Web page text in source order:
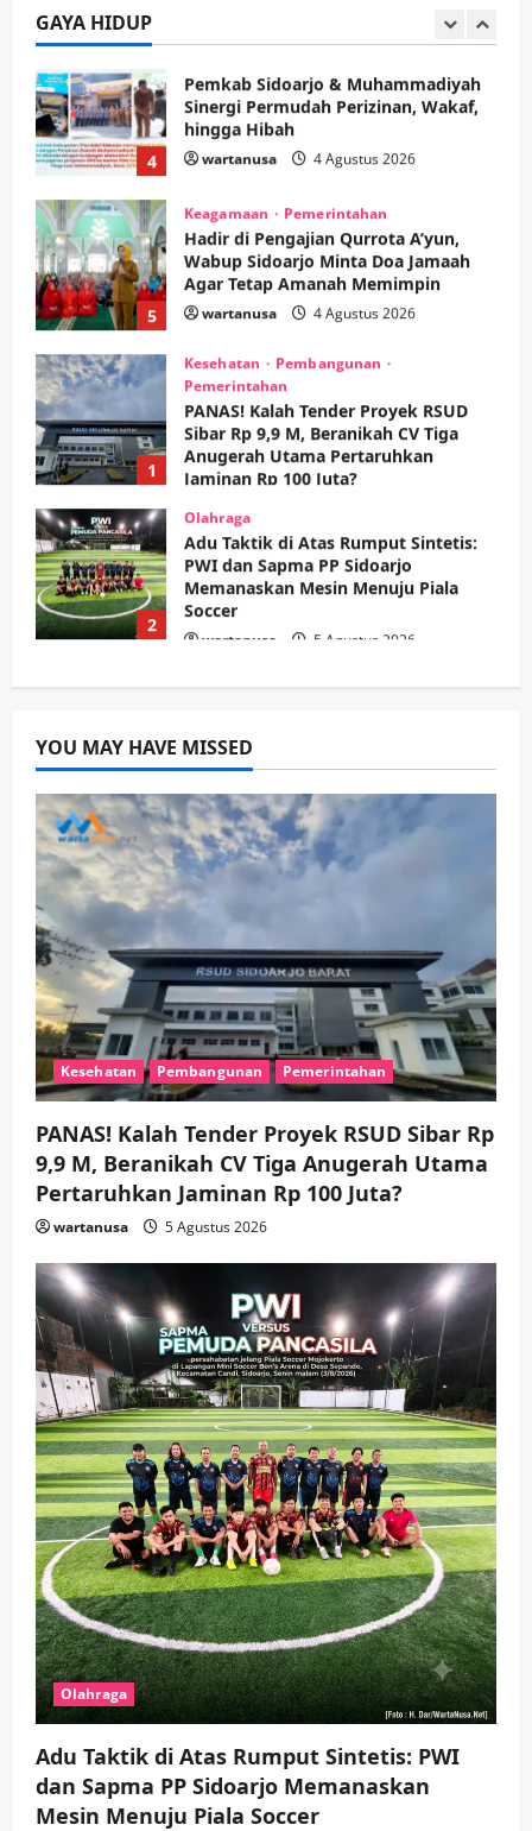
GAYA HIDUP
4
5
Keagamaan Pemerintahan
Hadir di Pengajian Qurrota A’yun,
Wabup Sidoarjo Minta Doa Jamaah
Agar Tetap Amanah Memimpin
1
Kesehatan Pembangunan
Pemerintahan
PANAS! Kalah Tender Proyek RSUD
Sibar Rp 9,9 M, Beranikah CV Tiga
Anugerah Utama Pertaruhkan
wartanusa 5 Agustus 2026
2
Olahraga
Adu Taktik di Atas Rumput Sintetis:
PWI dan Sapma PP Sidoarjo
Memanaskan Mesin Menuju Piala
Soccer
wartanusa
3
Ekonomi Hiburan Pemerintahan
HOT NEWS: Ribuan Warga Wage
Tumplek Blek di Bazar Rakyat Jalan
Jambu, Borong Kuliner UMKM Sambil
Nonton Jaranan!
4
Sinergi Permudah Perizinan, Wakaf,
hingga Hibah
wartanusa 4 Agustus 2026
5
Keagamaan Pemerintahan
Hadir di Pengajian Qurrota A’yun,
Wabup Sidoarjo Minta Doa Jamaah
Agar Tetap Amanah Memimpin
wartanusa 4 Agustus 2026
YOU MAY HAVE MISSED
Kesehatan Pembangunan Pemerintahan
PANAS! Kalah Tender Proyek RSUD Sibar Rp
9,9 M, Beranikah CV Tiga Anugerah Utama
Pertaruhkan Jaminan Rp 100 Juta?
wartanusa 5 Agustus 2026
Olahraga
Adu Taktik di Atas Rumput Sintetis: PWI
dan Sapma PP Sidoarjo Memanaskan
Mesin Menuju Piala Soccer